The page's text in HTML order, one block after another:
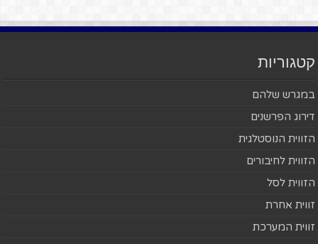
קטגוריות
במגרש שלהם
דירוג הפרשנים
הזווית הנוסטלגית
הזווית לחיבורים
הזווית לסל
זווית אחרת
זווית המערכת